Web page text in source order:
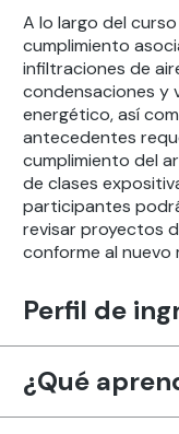
A lo largo del
cumplimiento
infiltraciones de
condensaciones y
energético, así
antecedentes
cumplimiento del
de clases
participantes
revisar proyectos
conforme al nuevo
Perfil de
¿Qué